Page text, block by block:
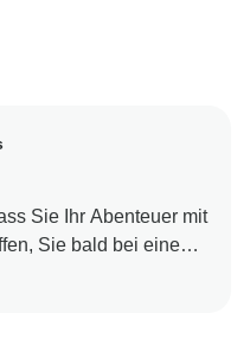
Sie Ihr Abenteuer mit
Sie bald bei einem